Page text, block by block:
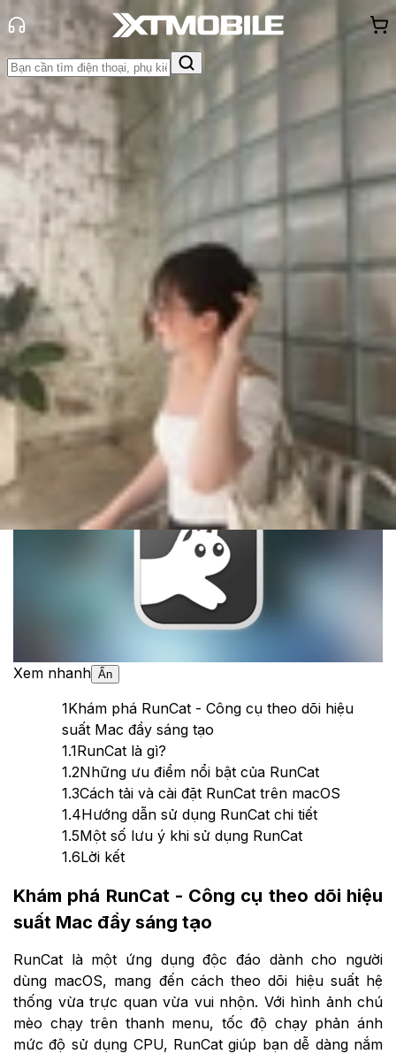
Trang chủ
Tin tức
App - Game
Tin Mới
Đánh Giá - Trên Tay
Khuyến
Thủ thuật Thông báoKhách
hàng - Sự kiện
RunCat là gì? Tìm hiểu ứng dụng
theo dõi hiệu suất Mac độc đáo
này!
Triệu Vy
Ngày đăng: 26/06/2025
Cập nhật:26/06/2025
Theo dõi XTMobile trên
Xem nhanh Ẩn
1Khám phá RunCat - Công cụ theo dõi hiệu
suất Mac đầy sáng tạo
1.1RunCat là gì?
1.2Những ưu điểm nổi bật của RunCat
1.3Cách tải và cài đặt RunCat trên macOS
1.4Hướng dẫn sử dụng RunCat chi tiết
1.5Một số lưu ý khi sử dụng RunCat
1.6Lời kết
Khám phá RunCat - Công cụ theo dõi hiệu
suất Mac đầy sáng tạo
RunCat là một ứng dụng độc đáo dành cho người
dùng macOS, mang đến cách theo dõi hiệu suất hệ
thống vừa trực quan vừa vui nhộn. Với hình ảnh chú
mèo chạy trên thanh menu, tốc độ chạy phản ánh
mức độ sử dụng CPU, RunCat giúp bạn dễ dàng nắm